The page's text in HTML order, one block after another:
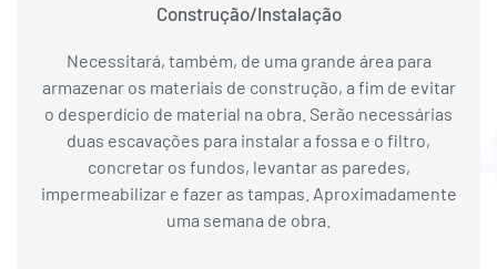
Construção/Instalação
Necessitará, também, de uma grande área para
armazenar os materiais de construção, a fim de evitar
o desperdício de material na obra. Serão necessárias
duas escavações para instalar a fossa e o filtro,
concretar os fundos, levantar as paredes,
impermeabilizar e fazer as tampas. Aproximadamente
uma semana de obra.